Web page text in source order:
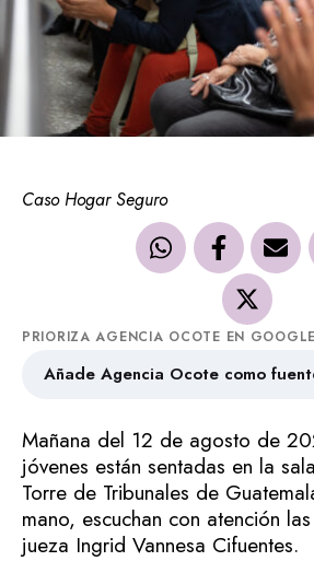
Caso Hogar Seguro
PRIORIZA AGENCIA OCOTE EN GOOGLE
Añade Agencia Ocote como
Mañana del 12 de agosto de
jóvenes están sentadas en la
Torre de Tribunales de
mano, escuchan con atención
jueza Ingrid Vannesa Cifuentes.